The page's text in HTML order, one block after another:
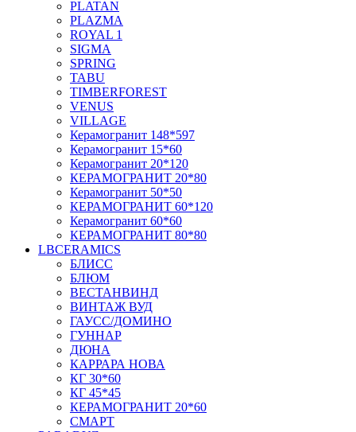
PLATAN
PLAZMA
ROYAL 1
SIGMA
SPRING
TABU
TIMBERFOREST
VENUS
VILLAGE
Керамогранит 148*597
Керамогранит 15*60
Керамогранит 20*120
КЕРАМОГРАНИТ 20*80
Керамогранит 50*50
КЕРАМОГРАНИТ 60*120
Керамогранит 60*60
КЕРАМОГРАНИТ 80*80
LBCERAMICS
БЛИСС
БЛЮМ
ВЕСТАНВИНД
ВИНТАЖ ВУД
ГАУСС/ДОМИНО
ГУННАР
ДЮНА
КАРРАРА НОВА
КГ 30*60
КГ 45*45
КЕРАМОГРАНИТ 20*60
СМАРТ